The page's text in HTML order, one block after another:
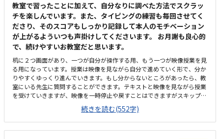
教室で習ったことに加えて、自分なりに調べた方法でスクラッ
チを楽しんでいます。また、タイピングの練習も毎回させてく
ださり、そのスコアもしっかり記録して本人のモチベーション
が上がるよういつも声掛けしてくださいます。 お月謝も良心的
で、続けやすいお教室だと思います。
机に２つ画面があり、一つが自分が操作する用、もう一つが映像授業を見
る用になっています。授業は映像を見ながら自分で進めていく形で、分か
りやすくゆっくり進んでいきます。もし分からないところがあったら、教
室にいる先生に質問することができます。テキストと映像を見ながら授業
を受けていきますが、映像を一時停止や戻すことはできますがスキップは
できません。分かりやすい内容ですが、指示されたことが早く終わってし
まうと時間を持て余してしまうこともあります。駅近のため、駐輪場は数
台分ありますが駐車場はありません。雨の日などは近くのコインパーキン
グに停めますが、空きがないことも多いです。お知らせや作品などの掲示
続きを読む(552字)